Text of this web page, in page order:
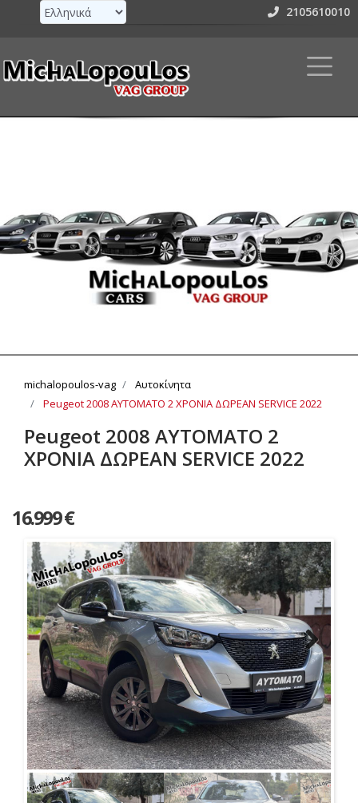
2105610010
Peugeot 2008 ΑΥΤΟΜΑΤΟ 2
ΧΡΟΝΙΑ ΔΩΡΕΑΝ SERVICE 2022
michalopoulos-vag
Αυτοκίνητα
Peugeot 2008 ΑΥΤΟΜΑΤΟ 2 ΧΡΟΝΙΑ ΔΩΡΕΑΝ SERVICE 2022
16.999 €
Next